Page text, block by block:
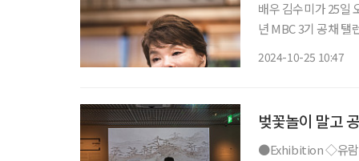
배우 김수미가 25일 오전, 향
년 MBC 3기 공채 탤
2024-10-25 10:47
벚꽃놀이 말고
●Exhibition ◇유람일지: 유(儒)를 여행하다 일정 4월 21일까지 장소 서울역사박물관 ‘서울